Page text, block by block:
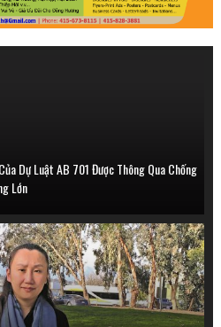
Dự Luật AB 701 Được Thông Qua Chống
Lớn